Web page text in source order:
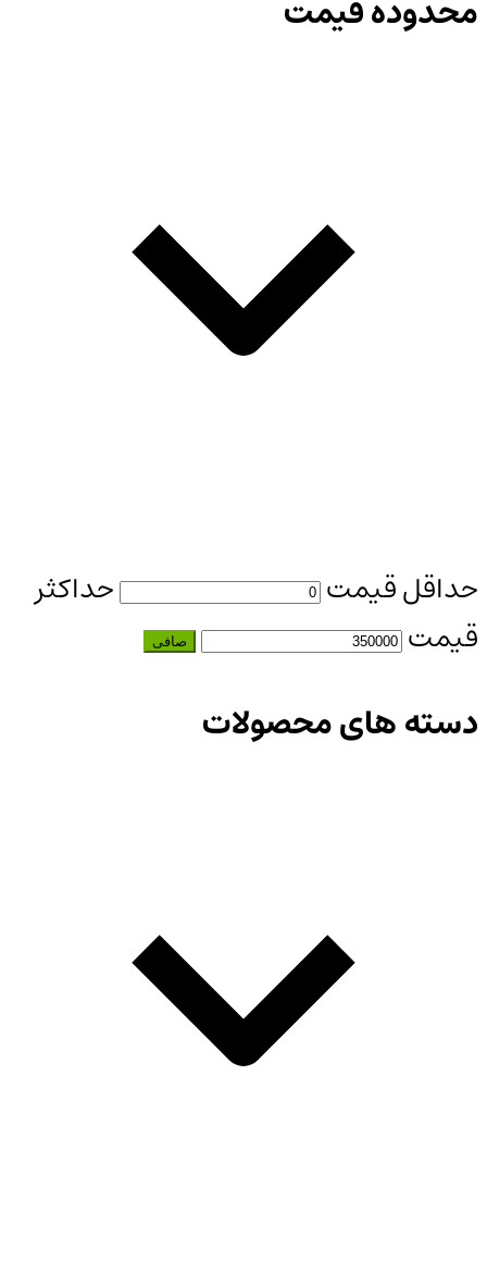
محدوده قیمت
حداقل قیمت
حداكثر
قيمت
صافی
دسته های محصولات